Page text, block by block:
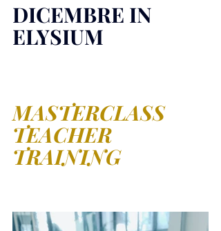
DICEMBRE IN
ELYSIUM
MASTERCLASS
TEACHER
TRAINING